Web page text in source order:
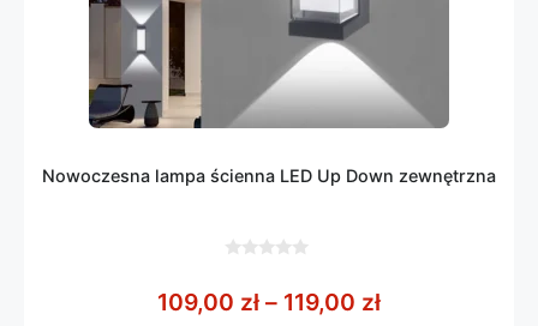
Nowoczesna lampa ścienna LED Up Down zewnętrzna
5
109,00 zł – 119,00 złZakres cen: